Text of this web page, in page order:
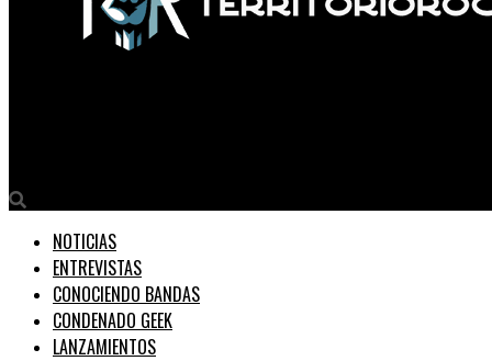
NOTICIAS
ENTREVISTAS
CONOCIENDO BANDAS
CONDENADO GEEK
LANZAMIENTOS